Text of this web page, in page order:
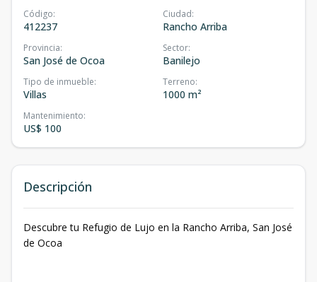
Código:
412237
Ciudad:
Rancho Arriba
Provincia:
San José de Ocoa
Sector:
Banilejo
Tipo de inmueble:
Villas
Terreno:
1000 m²
Mantenimiento:
US$ 100
Descripción
Descubre tu Refugio de Lujo en la Rancho Arriba, San José
de Ocoa